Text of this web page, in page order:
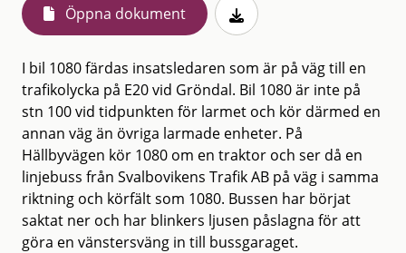
Öppna dokument
I bil 1080 färdas insatsledaren som är på väg till en
trafikolycka på E20 vid Gröndal. Bil 1080 är inte på
stn 100 vid tidpunkten för larmet och kör därmed en
annan väg än övriga larmade enheter. På
Hällbyvägen kör 1080 om en traktor och ser då en
linjebuss från Svalbovikens Trafik AB på väg i samma
riktning och körfält som 1080. Bussen har börjat
saktat ner och har blinkers ljusen påslagna för att
göra en vänstersväng in till bussgaraget.